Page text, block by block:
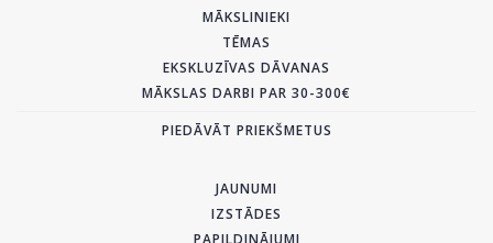
MĀKSLINIEKI
TĒMAS
EKSKLUZĪVAS DĀVANAS
MĀKSLAS DARBI PAR 30-300€
PIEDĀVĀT PRIEKŠMETUS
JAUNUMI
IZSTĀDES
PAPILDINĀJUMI